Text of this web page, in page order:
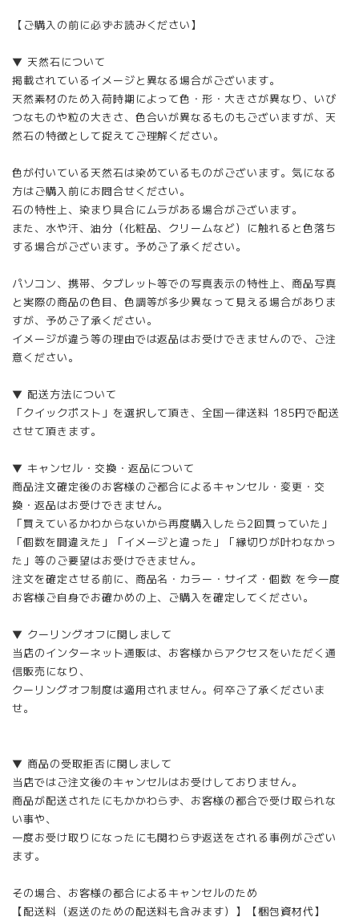
【ご購入の前に必ずお読みください】
▼ 天然石について
掲載されているイメージと異なる場合がございます。
天然素材のため入荷時期によって色・形・大きさが異なり、いび
つなものや粒の大きさ、色合いが異なるものもございますが、天
然石の特徴として捉えてご理解ください。
色が付いている天然石は染めているものがございます。気になる
方はご購入前にお問合せください。
石の特性上、染まり具合にムラがある場合がございます。
また、水や汗、油分（化粧品、クリームなど）に触れると色落ち
する場合がございます。予めご了承ください。
パソコン、携帯、タブレット等での写真表示の特性上、商品写真
と実際の商品の色目、色調等が多少異なって見える場合がありま
すが、予めご了承ください。
イメージが違う等の理由では返品はお受けできませんので、ご注
意ください。
▼ 配送方法について
「クイックポスト」を選択して頂き、全国一律送料 185円で配送
させて頂きます。
▼ キャンセル・交換・返品について
商品注文確定後のお客様のご都合によるキャンセル・変更・交
換・返品はお受けできません。
「買えているかわからないから再度購入したら2回買っていた」
「個数を間違えた」「イメージと違った」「縁切りが叶わなかっ
た」等のご要望はお受けできません。
注文を確定させる前に、商品名・カラー・サイズ・個数 を今一度
お客様ご自身でお確かめの上、ご購入を確定してください。
▼ クーリングオフに関しまして
当店のインターネット通販は、お客様からアクセスをいただく通
信販売になり、
クーリングオフ制度は適用されません。何卒ご了承くださいま
せ。
▼ 商品の受取拒否に関しまして
当店ではご注文後のキャンセルはお受けしておりません。
商品が配送されたにもかかわらず、お客様の都合で受け取られな
い事や、
一度お受け取りになったにも関わらず返送をされる事例がござい
ます。
その場合、お客様の都合によるキャンセルのため
【配送料（返送のための配送料も含みます）】【梱包資材代】